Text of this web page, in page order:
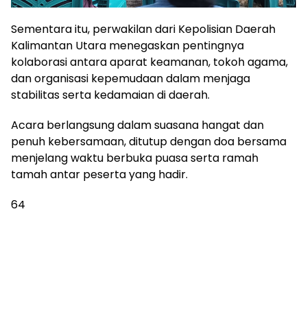
Sementara itu, perwakilan dari Kepolisian Daerah
Kalimantan Utara menegaskan pentingnya
kolaborasi antara aparat keamanan, tokoh agama,
dan organisasi kepemudaan dalam menjaga
stabilitas serta kedamaian di daerah.
Acara berlangsung dalam suasana hangat dan
penuh kebersamaan, ditutup dengan doa bersama
menjelang waktu berbuka puasa serta ramah
tamah antar peserta yang hadir.
64